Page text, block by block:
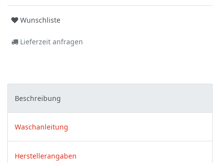
Wunschliste
Lieferzeit anfragen
Beschreibung
Waschanleitung
Herstellerangaben